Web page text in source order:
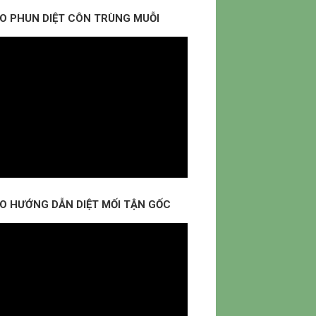
PHUN DIỆT CÔN TRÙNG MUỖI
HƯỚNG DẪN DIỆT MỐI TẬN GỐC